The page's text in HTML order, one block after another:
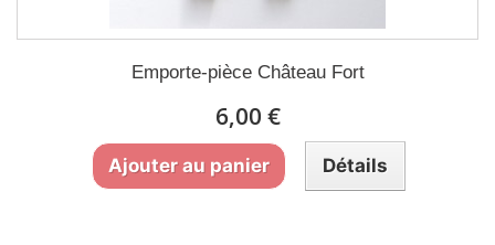
Emporte-pièce Château Fort
6,00 €
Ajouter au panier Détails